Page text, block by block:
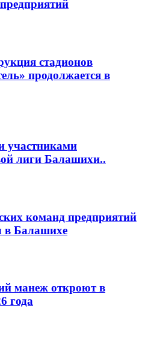
стадионов
продолжается в
участниками
лиги Балашихи..
команд предприятий
в Балашихе
манеж откроют в
года